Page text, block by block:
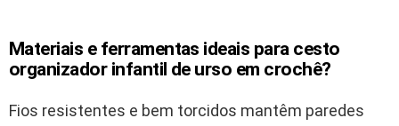
Materiais e ferramentas ideais para cesto
organizador infantil de urso em crochê?
Fios resistentes e bem torcidos mantêm paredes